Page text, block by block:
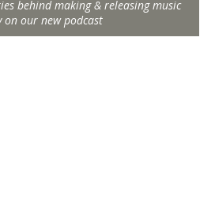
behind making & releasing music
on our new podcast